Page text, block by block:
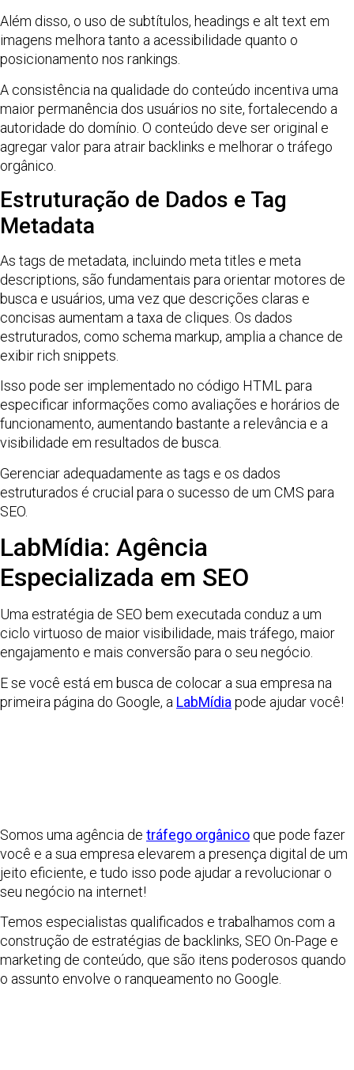
Além disso, o uso de subtítulos, headings e alt text em
imagens melhora tanto a acessibilidade quanto o
posicionamento nos rankings.
A consistência na qualidade do conteúdo incentiva uma
maior permanência dos usuários no site, fortalecendo a
autoridade do domínio. O conteúdo deve ser original e
agregar valor para atrair backlinks e melhorar o tráfego
orgânico.
Estruturação de Dados e Tag
Metadata
As tags de metadata, incluindo meta titles e meta
descriptions, são fundamentais para orientar motores de
busca e usuários, uma vez que descrições claras e
concisas aumentam a taxa de cliques. Os dados
estruturados, como schema markup, amplia a chance de
exibir rich snippets.
Isso pode ser implementado no código HTML para
especificar informações como avaliações e horários de
funcionamento, aumentando bastante a relevância e a
visibilidade em resultados de busca.
Gerenciar adequadamente as tags e os dados
estruturados é crucial para o sucesso de um CMS para
SEO.
LabMídia: Agência
Especializada em SEO
Uma estratégia de SEO bem executada conduz a um
ciclo virtuoso de maior visibilidade, mais tráfego, maior
engajamento e mais conversão para o seu negócio.
E se você está em busca de colocar a sua empresa na
primeira página do Google, a LabMídia pode ajudar você!
Somos uma agência de tráfego orgânico que pode fazer
você e a sua empresa elevarem a presença digital de um
jeito eficiente, e tudo isso pode ajudar a revolucionar o
seu negócio na internet!
Temos especialistas qualificados e trabalhamos com a
construção de estratégias de backlinks, SEO On-Page e
marketing de conteúdo, que são itens poderosos quando
o assunto envolve o ranqueamento no Google.